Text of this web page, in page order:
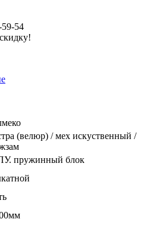
54
(велюр) / мех искуственный /
пружинный блок